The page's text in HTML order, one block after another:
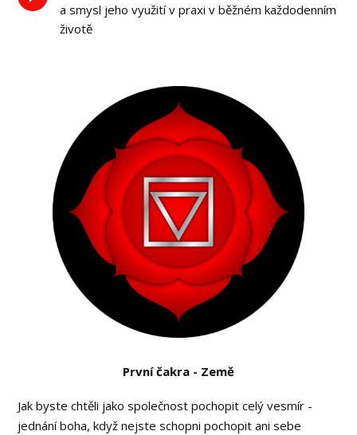
a smysl jeho využití v praxi v běžném každodenním
životě
První čakra - Země
Jak byste chtěli jako společnost pochopit celý vesmír -
jednání boha, když nejste schopni pochopit ani sebe